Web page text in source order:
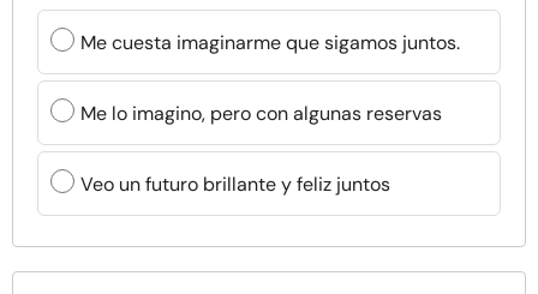
Me cuesta imaginarme que sigamos juntos.
Me lo imagino, pero con algunas reservas
Veo un futuro brillante y feliz juntos